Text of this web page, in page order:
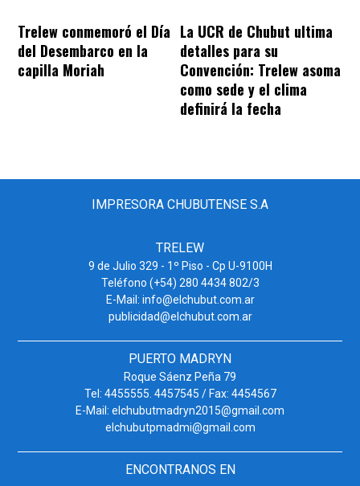
Trelew conmemoró el Día
del Desembarco en la
capilla Moriah
La UCR de Chubut ultima
detalles para su
Convención: Trelew asoma
como sede y el clima
definirá la fecha
IMPRESORA CHUBUTENSE S.A
TRELEW
9 de Julio 329 - 1º Piso - Cp U-9100H
Teléfono (+54) 280 4434 802/3
E-Mail: info@elchubut.com.ar
publicidad@elchubut.com.ar
PUERTO MADRYN
Roque Sáenz Peña 79
Tel: 4455555. 4457545 / Fax: 4454567
E-Mail: elchubutmadryn2015@gmail.com
elchubutpmadmi@gmail.com
ENCONTRANOS EN